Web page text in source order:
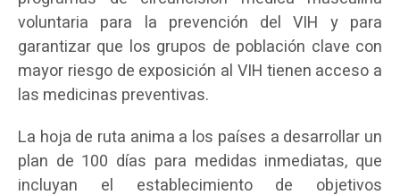
voluntaria para la prevención del VIH y para
garantizar que los grupos de población clave con
mayor riesgo de exposición al VIH tienen acceso a
las medicinas preventivas.
La hoja de ruta anima a los países a desarrollar un
plan de 100 días para medidas inmediatas, que
incluyan el establecimiento de objetivos